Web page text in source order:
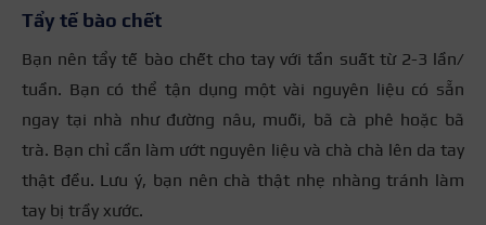
Tẩy tế bào chết
Bạn nên tẩy tế bào chết cho tay với tần suất từ 2-3 lần/
tuần. Bạn có thể tận dụng một vài nguyên liệu có sẵn
ngay tại nhà như đường nâu, muối, bã cà phê hoặc bã
trà. Bạn chỉ cần làm ướt nguyên liệu và chà chà lên da tay
thật đều. Lưu ý, bạn nên chà thật nhẹ nhàng tránh làm
tay bị trầy xước.